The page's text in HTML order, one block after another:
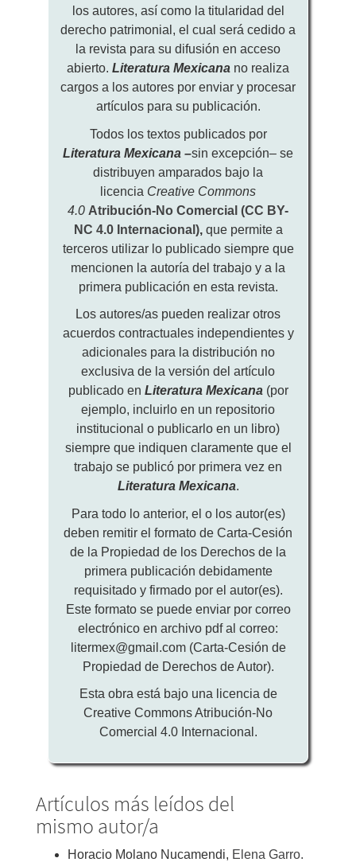
los autores, así como la titularidad del
derecho patrimonial, el cual será cedido a
la revista para su difusión en acceso
abierto. Literatura Mexicana no realiza
cargos a los autores por enviar y procesar
artículos para su publicación.
Todos los textos publicados por
Literatura Mexicana –sin excepción– se
distribuyen amparados bajo la
licencia Creative Commons
4.0 Atribución-No Comercial (CC BY-
NC 4.0 Internacional), que permite a
terceros utilizar lo publicado siempre que
mencionen la autoría del trabajo y a la
primera publicación en esta revista.
Los autores/as pueden realizar otros
acuerdos contractuales independientes y
adicionales para la distribución no
exclusiva de la versión del artículo
publicado en Literatura Mexicana (por
ejemplo, incluirlo en un repositorio
institucional o publicarlo en un libro)
siempre que indiquen claramente que el
trabajo se publicó por primera vez en
Literatura Mexicana.
Para todo lo anterior, el o los autor(es)
deben remitir el formato de Carta-Cesión
de la Propiedad de los Derechos de la
primera publicación debidamente
requisitado y firmado por el autor(es).
Este formato se puede enviar por correo
electrónico en archivo pdf al correo:
litermex@gmail.com (Carta-Cesión de
Propiedad de Derechos de Autor).
Esta obra está bajo una licencia de
Creative Commons Atribución-No
Comercial 4.0 Internacional.
Artículos más leídos del
mismo autor/a
Horacio Molano Nucamendi, Elena Garro.